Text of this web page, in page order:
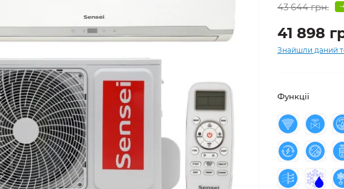
43 644 грн. -
41 898
Знайшли даний
Функції